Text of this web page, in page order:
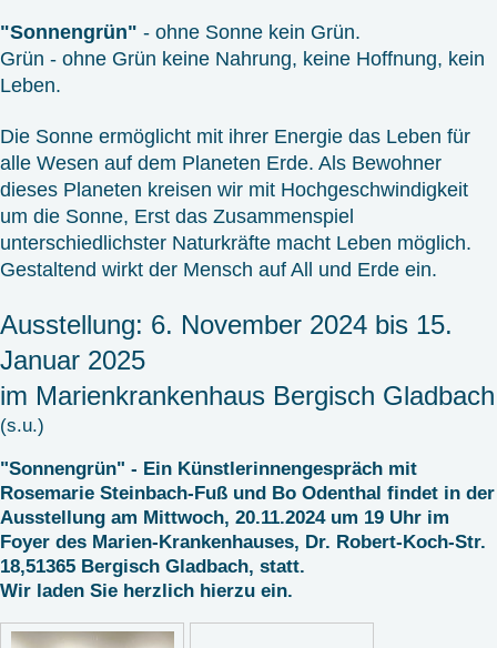
"Sonnengrün" - ohne Sonne kein Grün.
Grün - ohne Grün keine Nahrung, keine Hoffnung, kein
Leben.
Die Sonne ermöglicht mit ihrer Energie das Leben für
alle Wesen auf dem Planeten Erde. Als Bewohner
dieses Planeten kreisen wir mit Hochgeschwindigkeit
um die Sonne, Erst das Zusammenspiel
unterschiedlichster Naturkräfte macht Leben möglich.
Gestaltend wirkt der Mensch auf All und Erde ein.
Ausstellung: 6. November 2024 bis 15.
Januar 2025
im Marienkrankenhaus Bergisch Gladbach
(s.u.)
"Sonnengrün" - Ein Künstlerinnengespräch mit
Rosemarie Steinbach-Fuß und Bo Odenthal findet in der
Ausstellung am Mittwoch, 20.11.2024 um 19 Uhr im
Foyer des Marien-Krankenhauses, Dr. Robert-Koch-Str.
18,51365 Bergisch Gladbach, statt.
Wir laden Sie herzlich hierzu ein.